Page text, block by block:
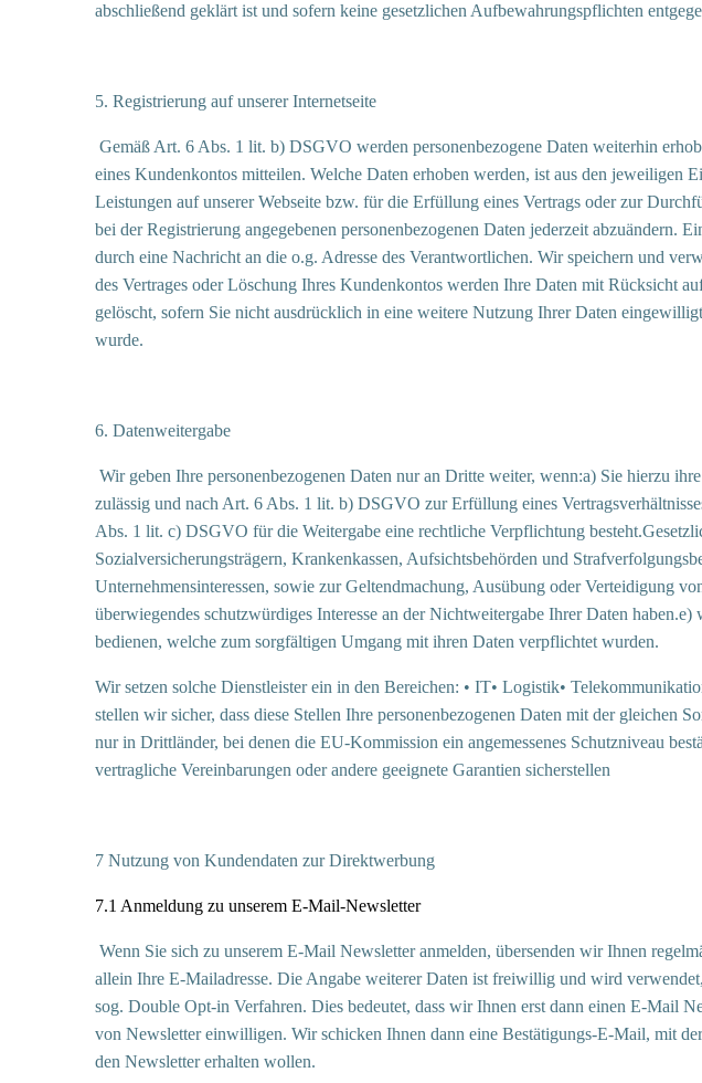
abschließend geklärt ist und sofern keine gesetzlichen Aufbewahrungspflichten
5. Registrierung auf unserer Internetseite
Gemäß Art. 6 Abs. 1 lit. b) DSGVO werden personenbezogene Daten weiterhin
eines Kundenkontos mitteilen. Welche Daten erhoben werden, ist aus den
Leistungen auf unserer Webseite bzw. für die Erfüllung eines Vertrags oder zur
bei der Registrierung angegebenen personenbezogenen Daten jederzeit
durch eine Nachricht an die o.g. Adresse des Verantwortlichen. Wir speichern und
des Vertrages oder Löschung Ihres Kundenkontos werden Ihre Daten mit Rücksicht
gelöscht, sofern Sie nicht ausdrücklich in eine weitere Nutzung Ihrer Daten
wurde.
6. Datenweitergabe
Wir geben Ihre personenbezogenen Daten nur an Dritte weiter, wenn:a) Sie hierzu
zulässig und nach Art. 6 Abs. 1 lit. b) DSGVO zur Erfüllung eines
Abs. 1 lit. c) DSGVO für die Weitergabe eine rechtliche Verpflichtung
Sozialversicherungsträgern, Krankenkassen, Aufsichtsbehörden und
Unternehmensinteressen, sowie zur Geltendmachung, Ausübung oder Verteidigung
überwiegendes schutzwürdiges Interesse an der Nichtweitergabe Ihrer Daten
bedienen, welche zum sorgfältigen Umgang mit ihren Daten verpflichtet wurden.
Wir setzen solche Dienstleister ein in den Bereichen: • IT• Logistik•
stellen wir sicher, dass diese Stellen Ihre personenbezogenen Daten mit der gleichen
nur in Drittländer, bei denen die EU-Kommission ein angemessenes Schutzniveau
vertragliche Vereinbarungen oder andere geeignete Garantien sicherstellen
7 Nutzung von Kundendaten zur Direktwerbung
7.1 Anmeldung zu unserem E-Mail-Newsletter
Wenn Sie sich zu unserem E-Mail Newsletter anmelden, übersenden wir Ihnen
allein Ihre E-Mailadresse. Die Angabe weiterer Daten ist freiwillig und wird
sog. Double Opt-in Verfahren. Dies bedeutet, dass wir Ihnen erst dann einen E-Mail
von Newsletter einwilligen. Wir schicken Ihnen dann eine Bestätigungs-E-Mail, mit
den Newsletter erhalten wollen.